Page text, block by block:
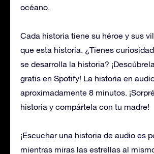
océano.
Cada historia tiene su héroe y sus
que esta historia. ¿Tienes
se desarrolla la historia?
gratis en Spotify! La historia en
aproximadamente 8 minutos.
historia y compártela con tu madre!
¡Escuchar una historia de audio es
mientras miras las estrellas al